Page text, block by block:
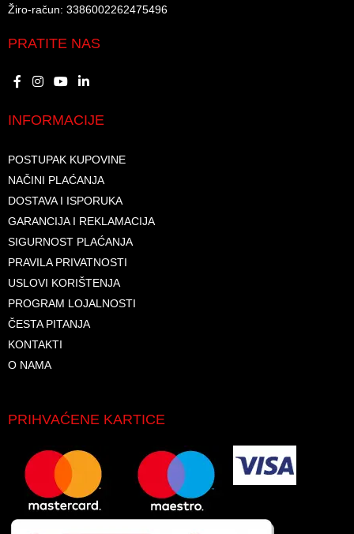
Žiro-račun: 3386002262475496​​
PRATITE NAS
INFORMACIJE
POSTUPAK KUPOVINE
NAČINI PLAĆANJA
DOSTAVA I ISPORUKA
GARANCIJA I REKLAMACIJA
SIGURNOST PLAĆANJA
PRAVILA PRIVATNOSTI
USLOVI KORIŠTENJA
PROGRAM LOJALNOSTI
ČESTA PITANJA
KONTAKTI
O NAMA
PRIHVAĆENE KARTICE